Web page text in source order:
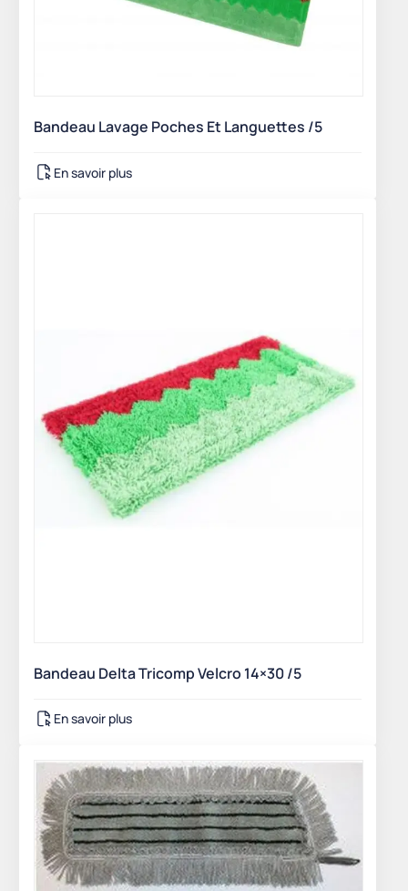
Bandeau Lavage Poches Et Languettes /5
En savoir plus
Bandeau Delta Tricomp Velcro 14×30 /5
En savoir plus